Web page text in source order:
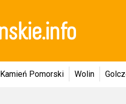
Kamień Pomorski Wolin